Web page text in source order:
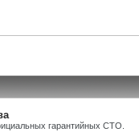
гарантийных СТО.